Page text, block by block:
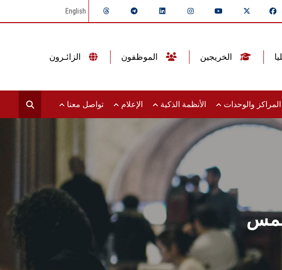
English
المراكز والوحدات الأنظمة الذكية الإعلام تواصل معنا
شمس